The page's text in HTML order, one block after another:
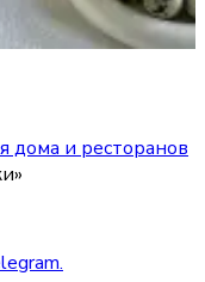
дома и ресторанов